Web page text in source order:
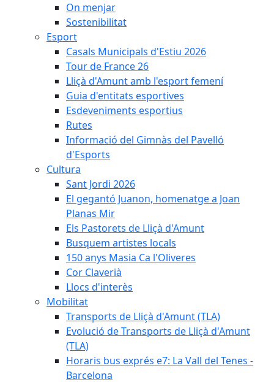
On menjar
Sostenibilitat
Esport
Casals Municipals d'Estiu 2026
Tour de France 26
Lliçà d'Amunt amb l'esport femení
Guia d'entitats esportives
Esdeveniments esportius
Rutes
Informació del Gimnàs del Pavelló
d'Esports
Cultura
Sant Jordi 2026
El gegantó Juanon, homenatge a Joan
Planas Mir
Els Pastorets de Lliçà d'Amunt
Busquem artistes locals
150 anys Masia Ca l'Oliveres
Cor Claverià
Llocs d'interès
Mobilitat
Transports de Lliçà d'Amunt (TLA)
Evolució de Transports de Lliçà d'Amunt
(TLA)
Horaris bus exprés e7: La Vall del Tenes -
Barcelona